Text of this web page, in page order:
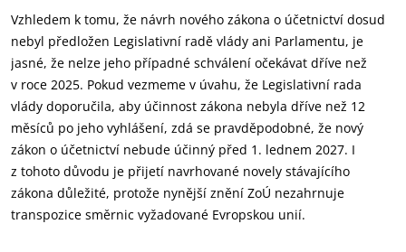
Vzhledem k tomu, že návrh nového zákona o účetnictví dosud
nebyl předložen Legislativní radě vlády ani Parlamentu, je
jasné, že nelze jeho případné schválení očekávat dříve než
v roce 2025. Pokud vezmeme v úvahu, že Legislativní rada
vlády doporučila, aby účinnost zákona nebyla dříve než 12
měsíců po jeho vyhlášení, zdá se pravděpodobné, že nový
zákon o účetnictví nebude účinný před 1. lednem 2027. I
z tohoto důvodu je přijetí navrhované novely stávajícího
zákona důležité, protože nynější znění ZoÚ nezahrnuje
transpozice směrnic vyžadované Evropskou unií.